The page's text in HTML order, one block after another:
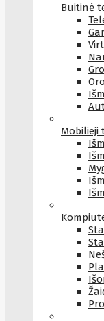
Buitinė
Mobilieji